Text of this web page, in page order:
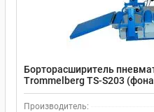
Борторасширитель
Trommelberg TS-S203
Производитель: